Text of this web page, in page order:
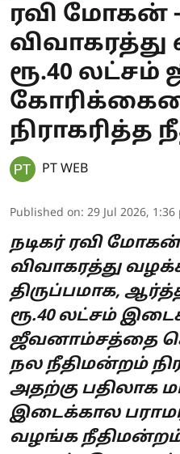
ரவி மோகன்
விவாகரத்து
ரூ.40
நிராகரித்த
PT WEB
Published on: 29 Jul 2026, 1:36
நடிகர் ரவி
விவாகரத்து
திருப்பமாக,
ரூ.40 லட்சம்
ஜீவனாம்சத்தை
நல நீதிமன்றம்
அதற்கு பதிலாக
இடைக்கால
வழங்க நீதிமன்றம்